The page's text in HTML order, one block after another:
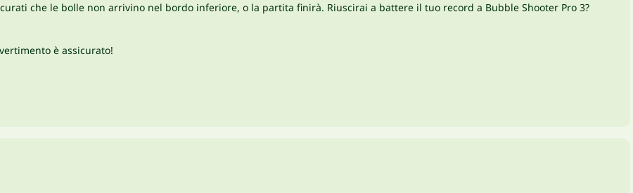
che le bolle non arrivino nel bordo inferiore, o la partita finirà. Riuscirai a battere il tuo record a Bubble Shooter Pro 3?
è assicurato!